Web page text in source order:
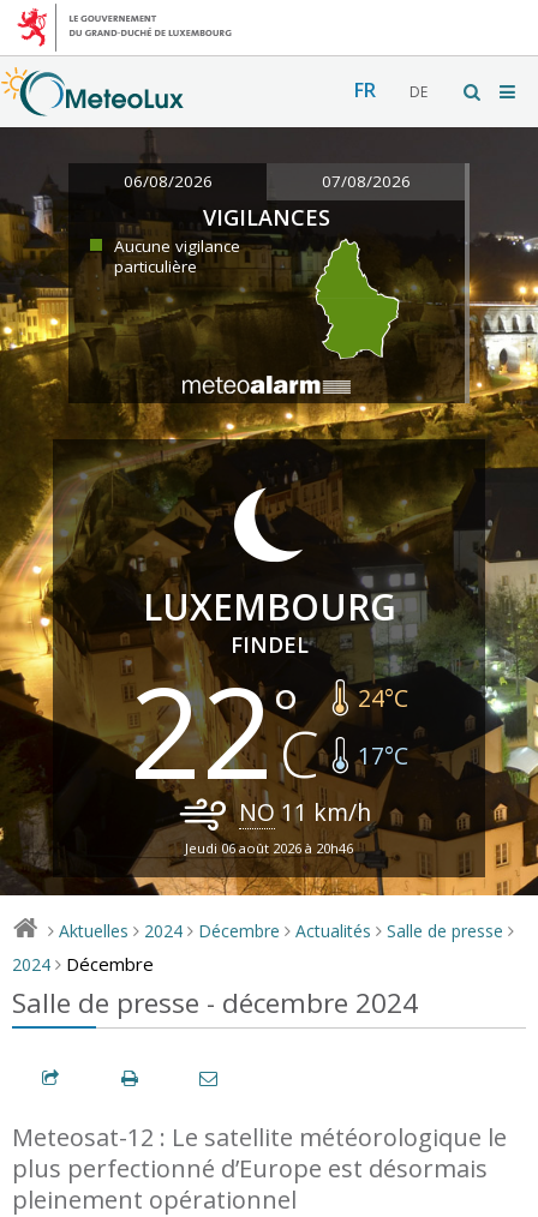
FR DE
06/08/2026 07/08/2026
VIGILANCES
Aucune vigilance
particulière
LUXEMBOURG
FINDEL
22 24°C
17°C
NO 11 km/h
Jeudi 06 août 2026 à 20h46
> Aktuelles > 2024 > Décembre > Actualités > Salle de presse >
2024 > Décembre
Salle de presse - décembre 2024
Meteosat-12 : Le satellite météorologique le
plus perfectionné d’Europe est désormais
pleinement opérationnel